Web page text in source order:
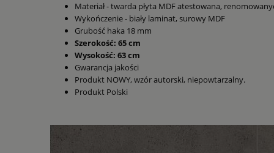
Materiał - twarda płyta MDF atestowana,
Wykończenie - biały laminat, surowy MDF
Grubość haka 18 mm
Szerokość: 65 cm
Wysokość: 63 cm
Gwarancja jakości
Produkt NOWY, wzór autorski, niepowtarzalny.
Produkt Polski